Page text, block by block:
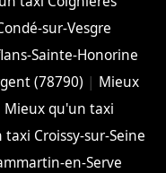
sur-Vesgre
Sainte-Honorine
(78790) | Mieux
Mieux qu'un taxi
Croissy-sur-Seine
en-Serve